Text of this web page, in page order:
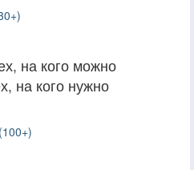
на кого можно
на кого нужно